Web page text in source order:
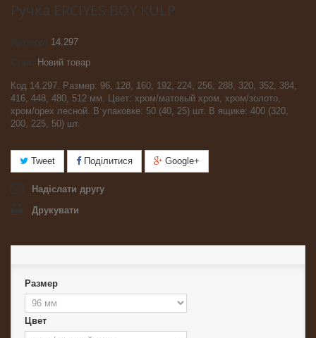
Ручка ERCIYES BOY KULP
Артикул
14.297
Новий товар
Код 14.297. Размер: 96, 128, 160, 192, 224, 256, 288, 320, 352, 384,
416, 448, 480, 512 мм. Цвет: хром/матовый хром, хром/золото,
хром/орех лесной. В упаковке: 50 (40, 25) шт. В ящике: 400 (320,
200, 225, 50) шт.
Tweet Поділитися Google+
Надіслати другу
Друкувати
Размер
Цвет